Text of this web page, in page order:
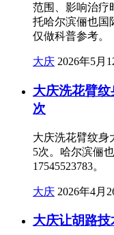
范围、影响治疗
托哈尔滨俪也国
仅做科普参考。
大庆 2026年5月
大庆洗花臂
次
大庆洗花臂纹身
5次。哈尔滨俪
17545523783。
大庆 2026年4月
大庆让胡路